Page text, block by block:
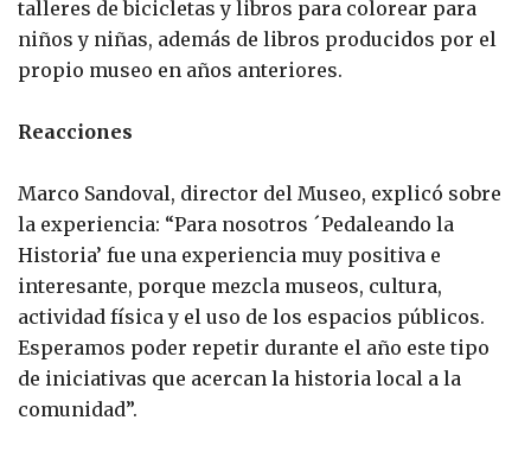
talleres de bicicletas y libros para colorear para
niños y niñas, además de libros producidos por el
propio museo en años anteriores.
Reacciones
Marco Sandoval, director del Museo, explicó sobre
la experiencia: “Para nosotros ´Pedaleando la
Historia’ fue una experiencia muy positiva e
interesante, porque mezcla museos, cultura,
actividad física y el uso de los espacios públicos.
Esperamos poder repetir durante el año este tipo
de iniciativas que acercan la historia local a la
comunidad”.